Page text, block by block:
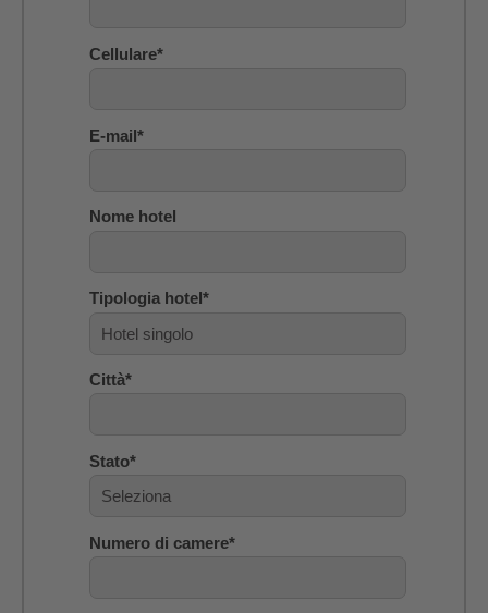
Cellulare*
E-mail*
Nome hotel
Tipologia hotel*
Città*
Stato*
Numero di camere*